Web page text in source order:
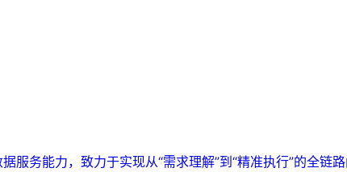
务能力，致力于实现从“需求理解”到“精准执行”的全链